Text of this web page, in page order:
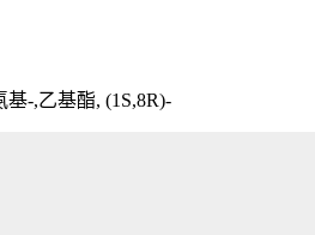
-,乙基酯, (1S,8R)-